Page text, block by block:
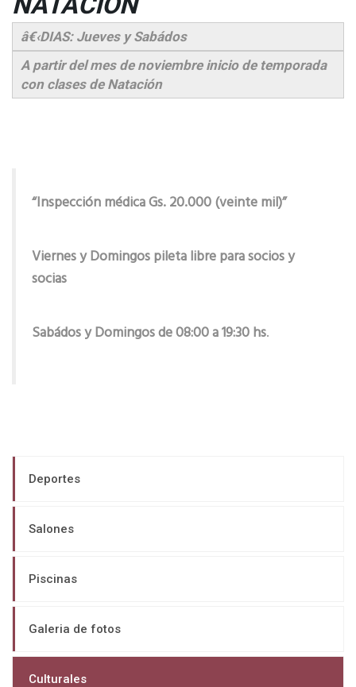
â€‹DIAS: Jueves y Sabádos
A partir del mes de noviembre inicio de temporada
con clases de Natación
Inspección médica Gs. 20.000 (veinte mil)
Viernes y Domingos pileta libre para socios y
socias
Sabádos y Domingos de 08:00 a 19:30 hs.
Deportes
Salones
Piscinas
Galeria de fotos
Culturales